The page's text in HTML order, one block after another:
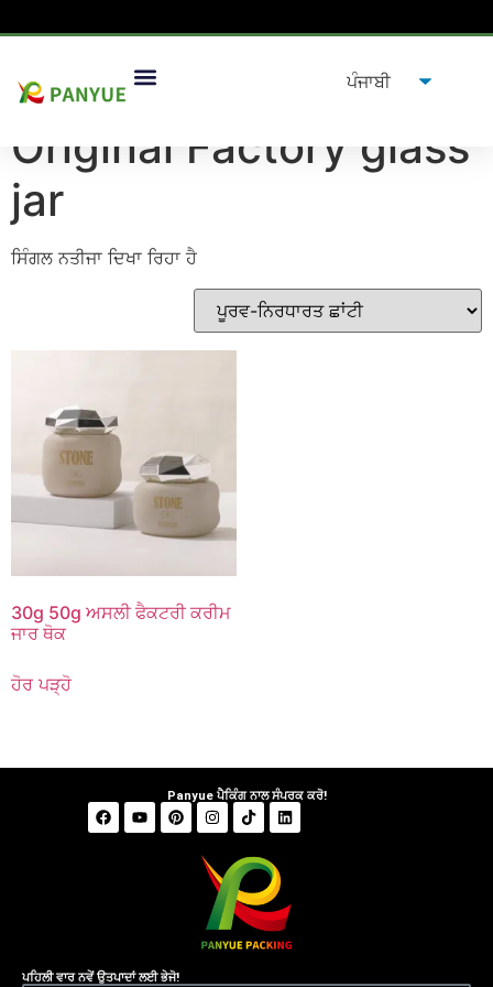
ਘਰ/ਉਤਪਾਦ / ਟੈਗ ਕੀਤੇ ਉਤਪਾਦ " Original Factory glass jar
Original Factory glass
jar
ਸਿੰਗਲ ਨਤੀਜਾ ਦਿਖਾ ਰਿਹਾ ਹੈ
30g 50g ਅਸਲੀ ਫੈਕਟਰੀ ਕਰੀਮ
ਜਾਰ ਥੋਕ
ਹੋਰ ਪੜ੍ਹੋ
Panyue ਪੈਕਿੰਗ ਨਾਲ ਸੰਪਰਕ ਕਰੋ!
ਪਹਿਲੀ ਵਾਰ ਨਵੇਂ ਉਤਪਾਦਾਂ ਲਈ ਭੇਜੋ!